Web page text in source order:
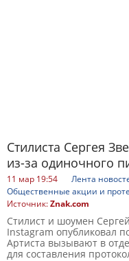
Стилиста Сергея
из-за одиночного
11 мар 19:54 Лента
Общественные акции и
Источник:Znak.com
Стилист и шоумен
Instagram опубликовал
Артиста вызывают в
для составления